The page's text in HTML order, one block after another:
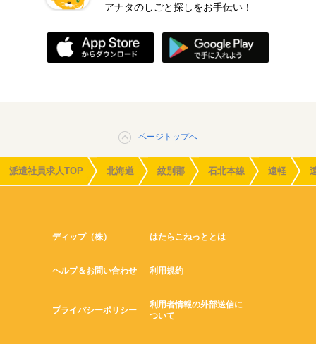
アナタのしごと探しをお手伝い！
ページトップへ
派遣社員求人TOP 北海道 紋別郡 石北本線 遠軽
ディップ（株） はたらこねっととは
ヘルプ＆お問い合わせ 利用規約
プライバシーポリシー
利用者情報の外部送信に
ついて